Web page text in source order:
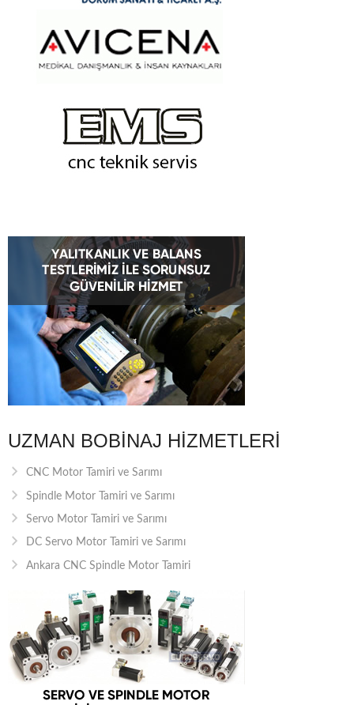
UZMAN BOBINAJ HIZMETLERI
CNC Motor Tamiri ve Sarımı
Spindle Motor Tamiri ve Sarımı
Servo Motor Tamiri ve Sarımı
DC Servo Motor Tamiri ve Sarımı
Ankara CNC Spindle Motor Tamiri